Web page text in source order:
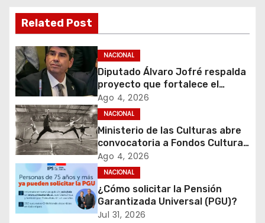
g
a
c
i
ó
n
d
e
e
Related Post
NACIONAL
Diputado Álvaro Jofré respalda
proyecto que fortalece el
control de identidad durante
estados de excepción
Ago 4, 2026
NACIONAL
Ministerio de las Culturas abre
convocatoria a Fondos Cultura
2027 con foco en
transparencia, innovación y
acceso ciudadano
Ago 4, 2026
NACIONAL
¿Cómo solicitar la Pensión
Garantizada Universal (PGU)?
Jul 31, 2026